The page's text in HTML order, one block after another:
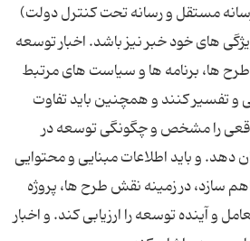
مستقل و رسانه تحت کنترل دولت)
های خود خبر نیز باشد. اخبار توسعه
طرح ها، برنامه ها و سیاست های مرتبط
و تفسیر کنند و همچنین باید تفاوت
را مشخص و چگونگی توسعه در
دهد. و باید اطلاعات مبنایی و محتوایی
سازد، در زمینه نقش طرح ها، پروژه
و آینده توسعه را ارزیابی کند. و اخبار